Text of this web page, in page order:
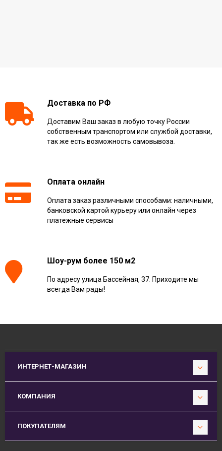
Доставка по РФ
Доставим Ваш заказ в любую точку России
собственным транспортом или службой доставки,
так же есть возможность самовывоза.
Оплата онлайн
Оплата заказ различными способами: наличными,
банковской картой курьеру или онлайн через
платежные сервисы
Шоу-рум более 150 м2
По адресу улица Бассейная, 37. Приходите мы
всегда Вам рады!
ИНТЕРНЕТ-МАГАЗИН
КОМПАНИЯ
ПОКУПАТЕЛЯМ